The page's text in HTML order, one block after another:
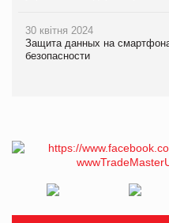
30 квітня 2024
Защита данных на
безопасности